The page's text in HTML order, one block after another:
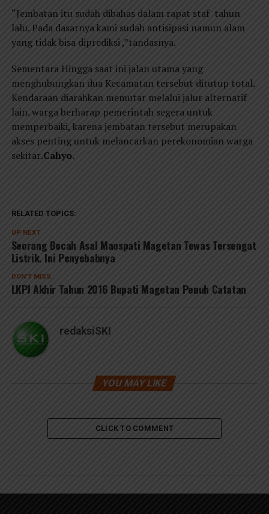
“Jembatan itu sudah dibahas dalam rapat staf tahun
lalu. Pada dasarnya kami sudah antisipasi namun alam
yang tidak bisa diprediksi ,”tandasnya.
Sementara Hingga saat ini jalan utama yang
menghubungkan dua Kecamatan tersebut ditutup total.
Kendaraan diarahkan memutar melalui jalur alternatif
lain. warga berharap pemerintah segera untuk
memperbaiki, karena jembatan tersebut merupakan
akses penting untuk melancarkan perekonomian warga
sekitar.Cahyo.
RELATED TOPICS:
UP NEXT
Seorang Bocah Asal Maospati Magetan Tewas Tersengat
Listrik. Ini Penyebabnya
DON'T MISS
LKPJ Akhir Tahun 2016 Bupati Magetan Penuh Catatan
redaksiSKI
YOU MAY LIKE
CLICK TO COMMENT